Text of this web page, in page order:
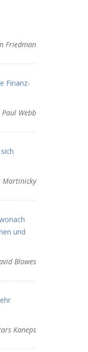
Friedman
Finanz-
Paul Webb
Martinicky
und
Blowes
Kaneps